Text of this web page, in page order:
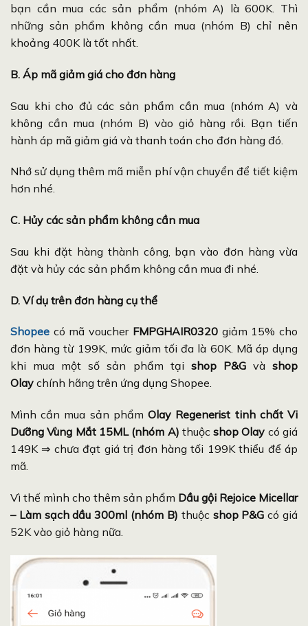
bạn cần mua các sản phẩm (nhóm A) là 600K. Thì
những sản phẩm không cần mua (nhóm B) chỉ nên
khoảng 400K là tốt nhất.
B. Áp mã giảm giá cho đơn hàng
Sau khi cho đủ các sản phẩm cần mua (nhóm A) và
không cần mua (nhóm B) vào giỏ hàng rồi. Bạn tiến
hành áp mã giảm giá và thanh toán cho đơn hàng đó.
Nhớ sử dụng thêm mã miễn phí vận chuyển để tiết kiệm
hơn nhé.
C. Hủy các sản phẩm không cần mua
Sau khi đặt hàng thành công, bạn vào đơn hàng vừa
đặt và hủy các sản phẩm không cần mua đi nhé.
D. Ví dụ trên đơn hàng cụ thể
Shopee có mã voucher FMPGHAIR0320giảm 15% cho
đơn hàng từ 199K, mức giảm tối đa là 60K. Mã áp dụng
khi mua một số sản phẩm tại shop P&Gvàshop
Olay chính hãng trên ứng dụng Shopee.
Mình cần mua sản phẩmOlay Regenerist tinh chất Vi
Dưỡng Vùng Mắt 15ML (nhóm A) thuộcshop Olay có giá
149K ⇒ chưa đạt giá trị đơn hàng tối 199K thiểu để áp
mã.
Vì thế mình cho thêm sản phẩm Dầu gội Rejoice Micellar
– Làm sạch dầu 300ml (nhóm B) thuộc shop P&G có giá
52K vào giỏ hàng nữa.